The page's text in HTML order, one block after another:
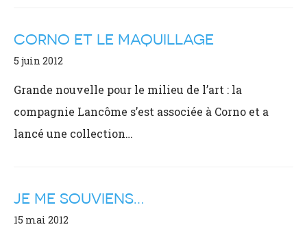
CORNO ET LE MAQUILLAGE
5 juin 2012
Grande nouvelle pour le milieu de l’art : la
compagnie Lancôme s’est associée à Corno et a
lancé une collection…
JE ME SOUVIENS…
15 mai 2012